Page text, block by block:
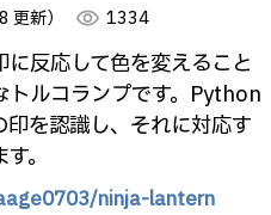
更新） visibility 1334
反応して色を変えること
トルコランプです。Python
を認識し、それに対応す
。
ninja-lantern